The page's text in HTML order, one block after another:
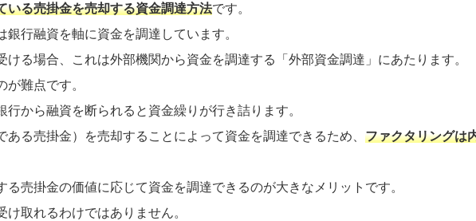
いる売掛金を売却する資金調達方法です。
行融資を軸に資金を調達しています。
る場合、これは外部機関から資金を調達する「外部資金調達」にあたります。
難点です。
から融資を断られると資金繰りが行き詰ります。
る売掛金）を売却することによって資金を調達できるため、 ファクタリングは
売掛金の価値に応じて資金を調達できるのが大きなメリットです。
取れるわけではありません。